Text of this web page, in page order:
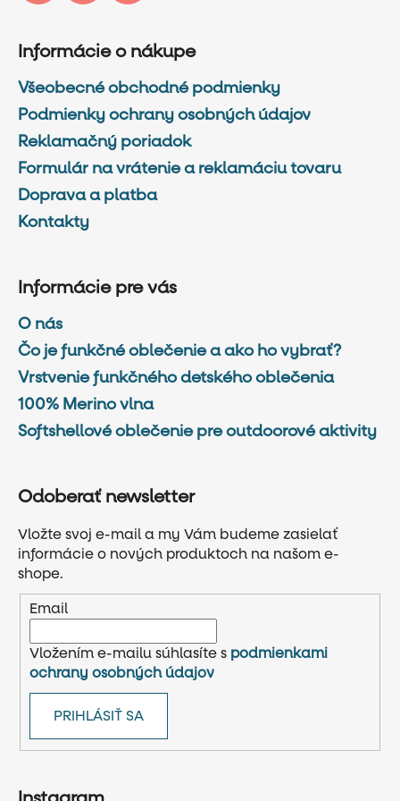
Informácie o nákupe
Všeobecné obchodné podmienky
Podmienky ochrany osobných údajov
Reklamačný poriadok
Formulár na vrátenie a reklamáciu tovaru
Doprava a platba
Kontakty
Informácie pre vás
O nás
Čo je funkčné oblečenie a ako ho vybrať?
Vrstvenie funkčného detského oblečenia
100% Merino vlna
Softshellové oblečenie pre outdoorové aktivity
Odoberať newsletter
Vložte svoj e-mail a my Vám budeme zasielať
informácie o nových produktoch na našom e-
shope.
Email
Vložením e-mailu súhlasíte s podmienkami
ochrany osobných údajov
PRIHLÁSIŤ SA